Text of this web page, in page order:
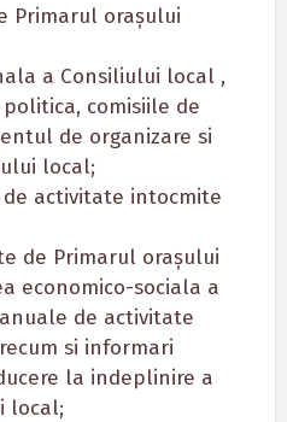
Primarul orașului
a Consiliului local ,
comisiile de
de organizare si
local;
activitate intocmite
de Primarul orașului
economico-sociala a
de activitate
si informari
la indeplinire a
local;